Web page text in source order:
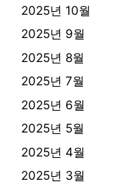
2025년 10월
2025년 9월
2025년 8월
2025년 7월
2025년 6월
2025년 5월
2025년 4월
2025년 3월